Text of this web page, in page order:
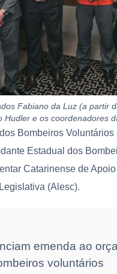
Fabiano da Luz (a partir
Hudler e os coordenadores
Bombeiros
Estadual dos
Catarinense de
(Alesc).
emenda ao
voluntários